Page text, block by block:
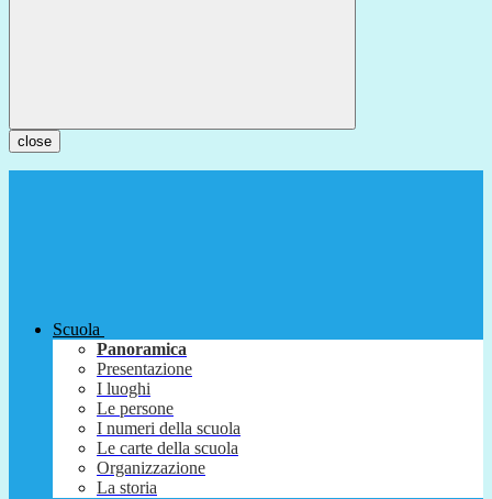
close
Scuola
Panoramica
Presentazione
I luoghi
Le persone
I numeri della scuola
Le carte della scuola
Organizzazione
La storia